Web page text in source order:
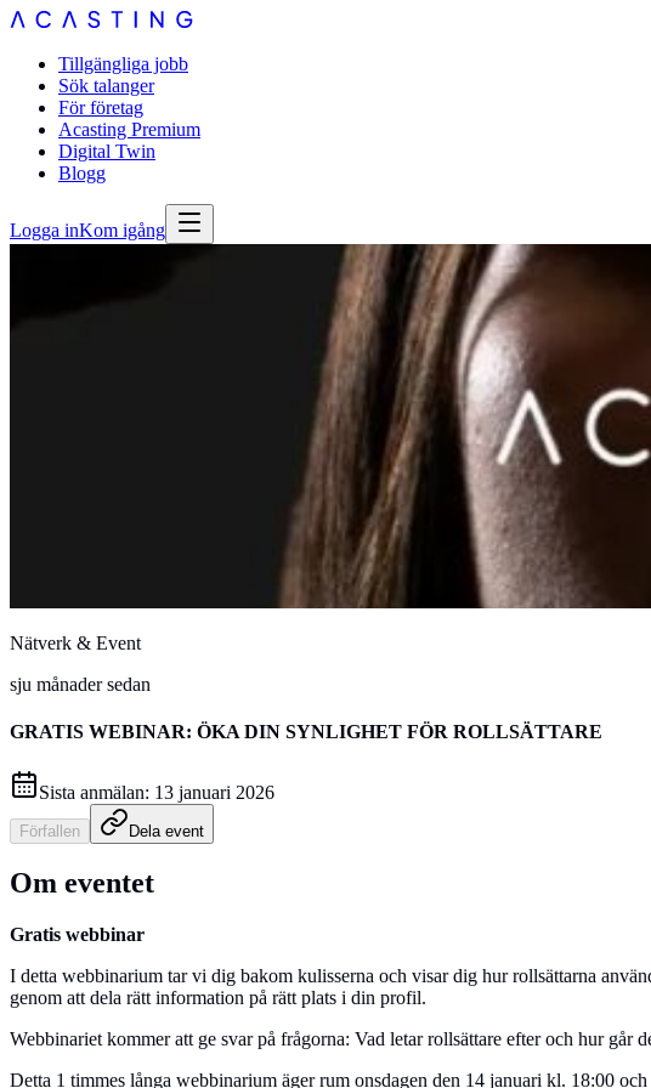
Tillgängliga jobb
Sök talanger
För företag
Acasting Premium
Digital Twin
Blogg
Logga inKom igång
Nätverk & Event
sju månader sedan
GRATIS WEBINAR: ÖKA DIN SYNLIGHET FÖR ROLLSÄTTARE
Sista anmälan: 13 januari 2026
Förfallen Dela event
Om eventet
Gratis webbinar
I detta webbinarium tar vi dig bakom kulisserna och visar dig hur rollsättarna
genom att dela rätt information på rätt plats i din profil.
Webbinariet kommer att ge svar på frågorna: Vad letar rollsättare efter och hur
Detta 1 timmes långa webbinarium äger rum onsdagen den 14 januari kl. 18:00